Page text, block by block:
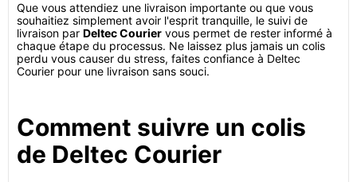
Que vous attendiez une livraison importante ou que vous
souhaitiez simplement avoir l'esprit tranquille, le suivi de
livraison par Deltec Courier vous permet de rester informé à
chaque étape du processus. Ne laissez plus jamais un colis
perdu vous causer du stress, faites confiance à Deltec
Courier pour une livraison sans souci.
Comment suivre un colis
de Deltec Courier